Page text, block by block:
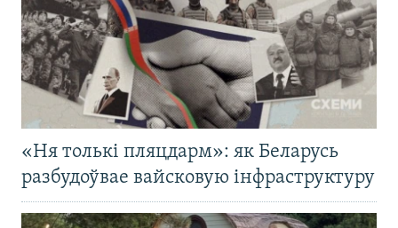
«Ня толькі пляцдарм»: як Беларусь
разбудоўвае вайсковую інфраструктуру